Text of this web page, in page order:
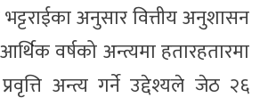
भट्टराईका अनुसार वित्तीय अनुशासन
वर्षको अन्त्यमा हतारहतारमा
अन्त्य गर्ने उद्देश्यले जेठ २६